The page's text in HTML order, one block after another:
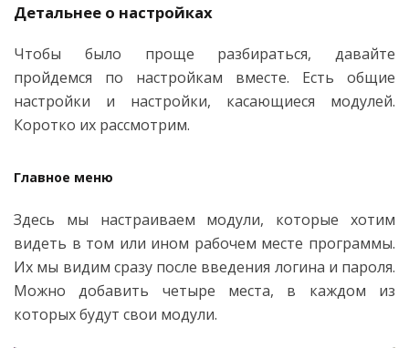
Детальнее о настройках
Чтобы было проще разбираться, давайте
пройдемся по настройкам вместе. Есть общие
настройки и настройки, касающиеся модулей.
Коротко их рассмотрим.
Главное меню
Здесь мы настраиваем модули, которые хотим
видеть в том или ином рабочем месте программы.
Их мы видим сразу после введения логина и пароля.
Можно добавить четыре места, в каждом из
которых будут свои модули.